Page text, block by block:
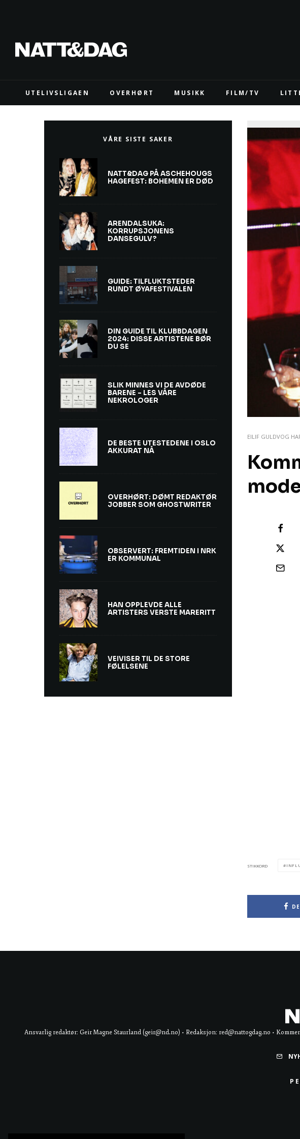
UTELIVSLIGAEN OVERHØRT MUSIKK FILM/TV
EILIF GULDVOG
STIKKORD
VÅRE SISTE SAKER
NATT&DAG PÅ ASCHEHOUGS
HAGEFEST: BOHEMEN ER DØD
ARENDALSUKA:
KORRUPSJONENS
DANSEGULV?
GUIDE: TILFLUKTSTEDER
RUNDT ØYAFESTIVALEN
DIN GUIDE TIL KLUBBDAGEN
2024: DISSE ARTISTENE BØR
DU SE
SLIK MINNES VI DE AVDØDE
BARENE – LES VÅRE
NEKROLOGER
DE BESTE UTESTEDENE I OSLO
AKKURAT NÅ
OVERHØRT: DØMT REDAKTØR
JOBBER SOM GHOSTWRITER
OBSERVERT: FREMTIDEN I NRK
ER KOMMUNAL
HAN OPPLEVDE ALLE
ARTISTERS VERSTE MARERITT
VEIVISER TIL DE STORE
FØLELSENE
Ansvarlig redaktør: Geir Magne Staurland (geir@nd.no) • Redaksjon: red@nattogdag.no •